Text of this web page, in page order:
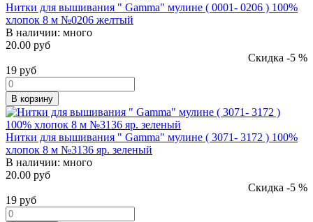
Нитки для вышивания " Gamma" мулине ( 0001- 0206 ) 100%
хлопок 8 м №0206 желтый
В наличии: много
20.00 руб
Скидка -5 %
19 руб
В корзину
Нитки для вышивания " Gamma" мулине ( 3071- 3172 ) 100%
хлопок 8 м №3136 яр. зеленый
В наличии: много
20.00 руб
Скидка -5 %
19 руб